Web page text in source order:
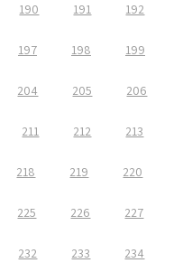
190 191 192
197 198 199
204 205 206
211 212 213
218 219 220
225 226 227
232 233 234